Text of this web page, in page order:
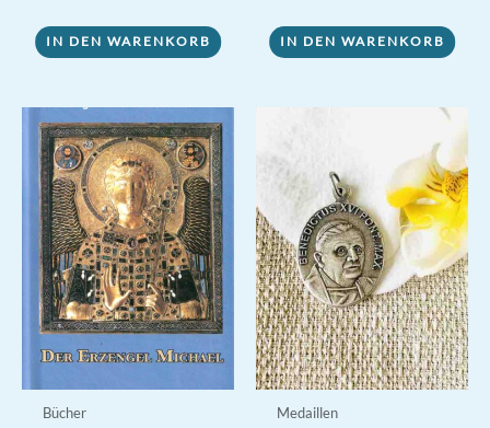
IN DEN WARENKORB IN DEN WARENKORB
Bücher Medaillen